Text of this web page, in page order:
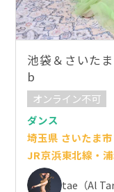
池袋＆さいた
b
オンライン不可
ダンス
埼玉県 さいたま市
JR京浜東北線・
tae（Al